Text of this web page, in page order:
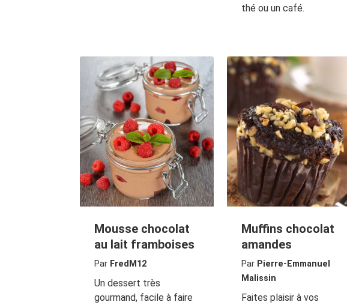
thé ou un café.
Mousse chocolat
au lait framboises
Par FredM12
Un dessert très
gourmand, facile à faire
Muffins chocolat
amandes
Par Pierre-Emmanuel
Malissin
Faites plaisir à vos